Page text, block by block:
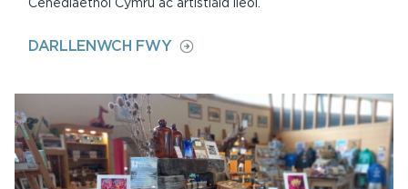
DARLLENWCH FWYON